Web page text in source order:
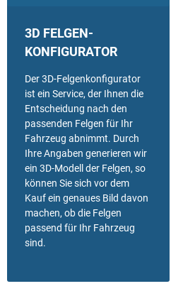
3D FELGEN-
KONFIGURATOR
Der 3D-Felgenkonfigurator
ist ein Service, der Ihnen die
Entscheidung nach den
passenden Felgen für Ihr
Fahrzeug abnimmt. Durch
Ihre Angaben generieren wir
ein 3D-Modell der Felgen, so
können Sie sich vor dem
Kauf ein genaues Bild davon
machen, ob die Felgen
passend für Ihr Fahrzeug
sind.